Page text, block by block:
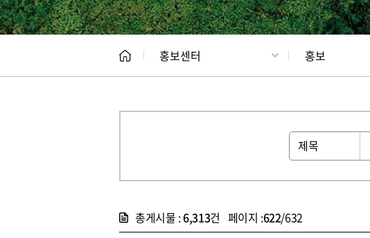
홍보센터 홍보
총게시물 :6,313건 페이지 :622/632